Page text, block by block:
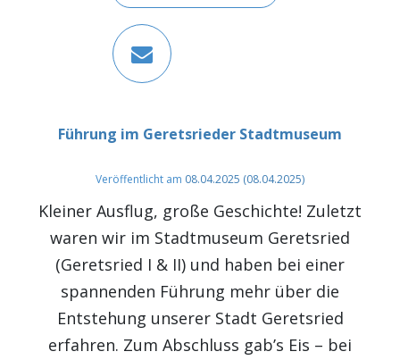
Führung im Geretsrieder Stadtmuseum
Veröffentlicht am 08.04.2025 (08.04.2025)
Kleiner Ausflug, große Geschichte! Zuletzt
waren wir im Stadtmuseum Geretsried
(Geretsried I & II) und haben bei einer
spannenden Führung mehr über die
Entstehung unserer Stadt Geretsried
erfahren. Zum Abschluss gab’s Eis – bei